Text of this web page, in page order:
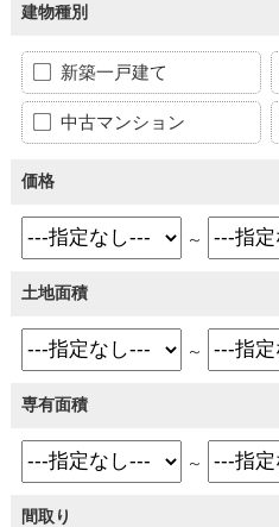
建物種別
新築一戸建て
中古マンション
価格
～
土地面積
～
専有面積
～
間取り